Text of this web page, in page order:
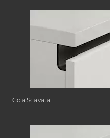
Gola Scavata